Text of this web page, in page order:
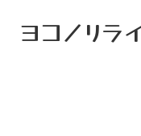
ヨコノリラ